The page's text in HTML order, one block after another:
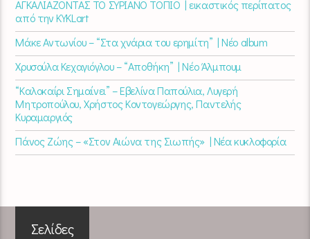
ΑΓΚΑΛΙΑΖΟΝΤΑΣ ΤΟ ΣΥΡΙΑΝΟ ΤΟΠΙΟ | εικαστικός περίπατος
από την KYKLart
Μάκε Αντωνίου – “Στα χνάρια του ερημίτη” | Νέο album
Χρυσούλα Κεχαγιόγλου – “Αποθήκη” | Νέο Άλμπουμ
“Καλοκαίρι Σημαίνει” – Εβελίνα Παπούλια, Λυγερή
Μητροπούλου, Χρήστος Κοντογεώργης, Παντελής
Κυραμαργιός
Πάνος Ζώης – «Στον Αιώνα της Σιωπής» | Νέα κυκλοφορία
Σελίδες